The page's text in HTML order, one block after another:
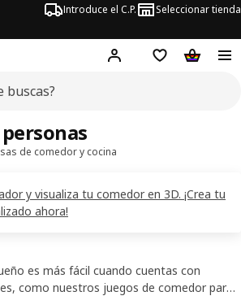
Introduce el C.P. Seleccionar tienda
Hej! Iniciar sesión
Lista de deseos
Carrito
de comedor y cocina
y visualiza tu comedor en 3D. ¡Crea tu
ahora!
es más fácil cuando cuentas con
como nuestros juegos de comedor para